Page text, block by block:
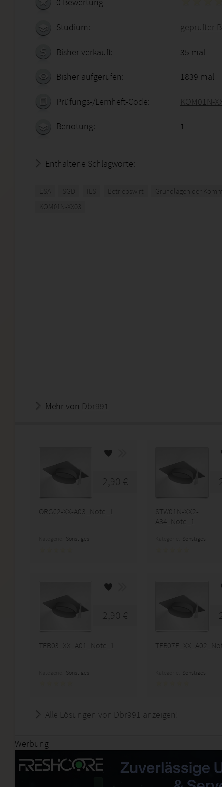
Studium: geprüfter
Bisher verkauft: 35 mal
Bisher aufgerufen: 1839 mal
Prüfungs-/Lernheft-Code: KOM01N-
Benotung: 1
Enthaltene Schlagworte:
ESA SGD ILS Betriebswirt
Grundlagen der
KOM01N-XX03
Mehr von Dbr991
2,90 €
ORG02-XX-A03_Note_1
Sonstiges
STW01N-XX2-
A34_Note_1
Sonstiges
2,90 €
TEB03_XX_A01_Note_1
Sonstiges Sonstiges
Alle Lösungen von Dbr991 anzeigen!
Werbung